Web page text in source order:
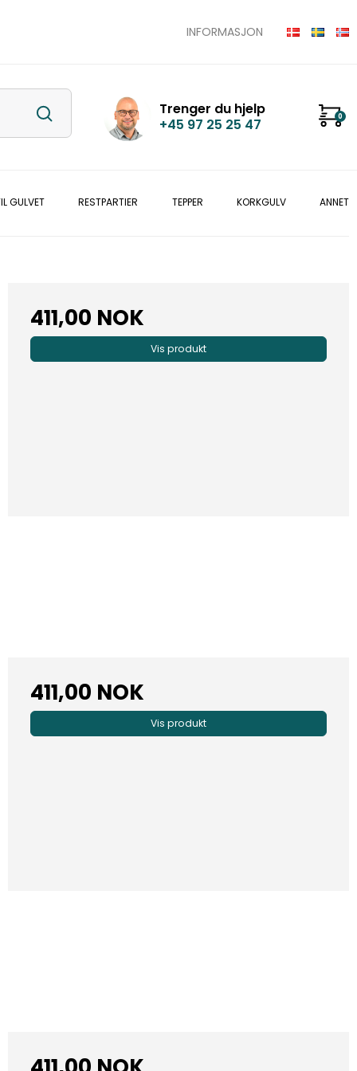
INFORMASJON
Trenger du hjelp
+45 97 25 25 47
0
GULVET RESTPARTIER TEPPER KORKGULV ANNET
411,00 NOK
Vis produkt
411,00 NOK
Vis produkt